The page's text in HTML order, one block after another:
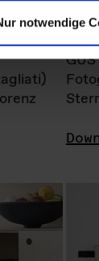
notwendige